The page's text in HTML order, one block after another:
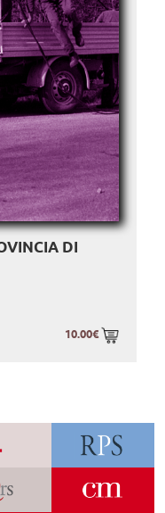
DI
10.00€